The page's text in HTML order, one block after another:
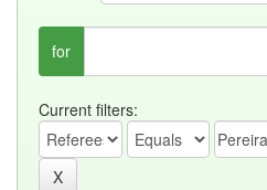
for
Current filters: